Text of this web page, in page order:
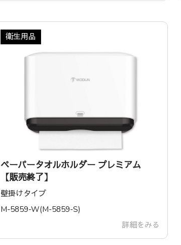
衛生用品
ペーパータオルホルダー プレミアム
【販売終了】
壁掛けタイプ
‎M-5859-W(‎M-5859-S)
詳細をみる